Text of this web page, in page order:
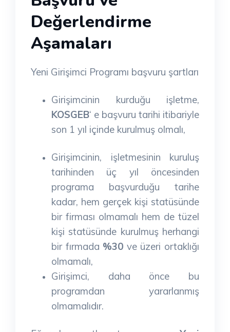
Değerlendirme
Aşamaları
Yeni Girişimci Programı başvuru şartları
Girişimcinin kurduğu işletme,
KOSGEB‘ e başvuru tarihi itibariyle
son 1 yıl içinde kurulmuş olmalı,
Girişimcinin, işletmesinin kuruluş
tarihinden üç yıl öncesinden
programa başvurduğu tarihe
kadar, hem gerçek kişi statüsünde
bir firması olmamalı hem de tüzel
kişi statüsünde kurulmuş herhangi
bir fırmada %30 ve üzeri ortaklığı
olmamalı,
Girişimci, daha önce bu
programdan yararlanmış
olmamalıdır.